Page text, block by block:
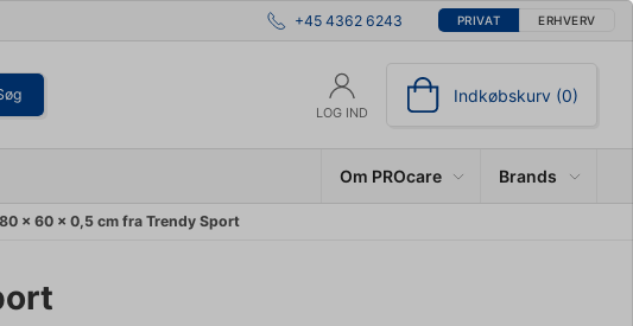
+45 4362 6243 PRIVAT ERHVERV
LOG IND
Indkøbskurv (0)
Om PROcare Brands
x 60 x 0,5 cm fra Trendy Sport